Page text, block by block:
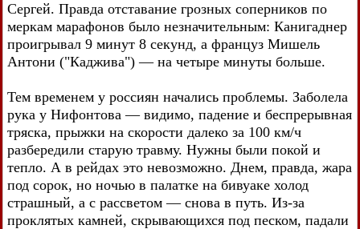
Сергей. Правда отставание грозных соперников по
меркам марафонов было незначительным: Канигаднер
проигрывал 9 минут 8 секунд, а француз Мишель
Антони ("Каджива") — на четыре минуты больше.
Тем временем у россиян начались проблемы. Заболела
рука у Нифонтова — видимо, падение и беспрерывная
тряска, прыжки на скорости далеко за 100 км/ч
разбередили старую травму. Нужны были покой и
тепло. А в рейдах это невозможно. Днем, правда, жара
под сорок, но ночью в палатке на бивуаке холод
страшный, а с рассветом — снова в путь. Из-за
проклятых камней, скрывающихся под песком, падали